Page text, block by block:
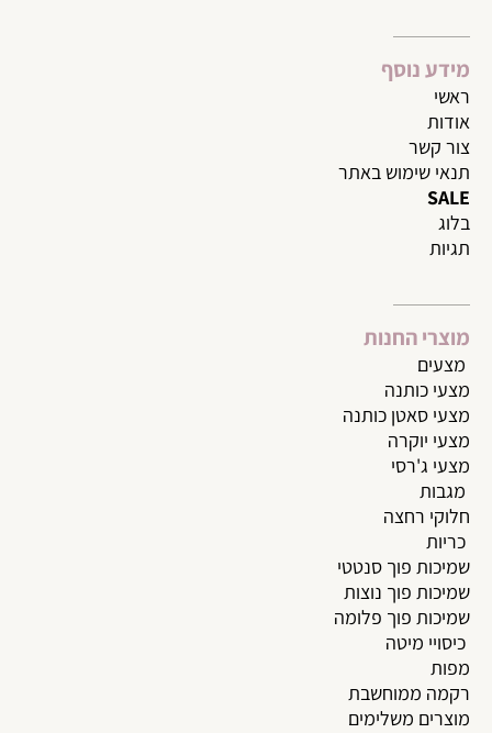
מידע נוסף
ראשי
אודות
צור קשר
תנאי שימוש באתר
SALE
בלוג
תגיות
מוצרי החנות
מצעים
מצעי כותנה
מצעי סאטן כותנה
מצעי יוקרה
מצעי ג'רסי
מגבות
חלוקי רחצה
כריות
שמיכות פוך סנטטי
שמיכות פוך נוצות
שמיכות פוך פלומה
כיסויי מיטה
מפות
רקמה ממוחשבת
מוצרים משלימים